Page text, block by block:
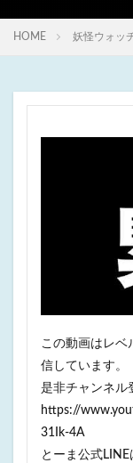
HOME 妖怪ウォッ
この動画はレベ
信しています。
是非チャンネル
https://
31Ik-4A
とーま公式LINE